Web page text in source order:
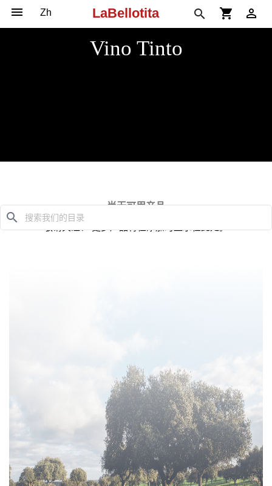
 
shopping_cart
search
LaBellotita
Vino Tinto
尚无可用产品
search